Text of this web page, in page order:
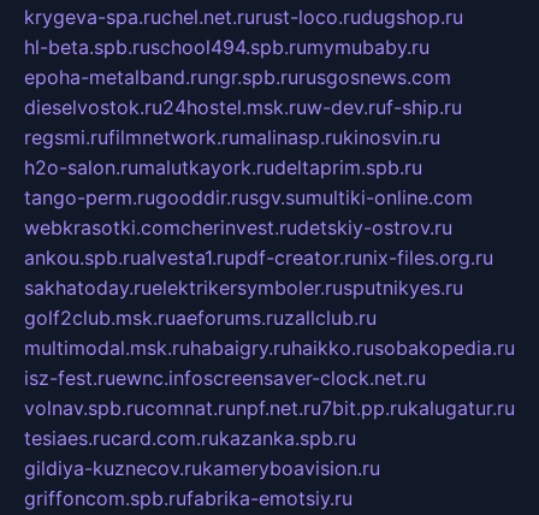
krygeva-spa.ruchel.net.rurust-loco.rudugshop.ru
hl-beta.spb.ruschool494.spb.rumymubaby.ru
epoha-metalband.rungr.spb.rurusgosnews.com
dieselvostok.ru24hostel.msk.ruw-dev.ruf-ship.ru
regsmi.rufilmnetwork.rumalinasp.rukinosvin.ru
h2o-salon.rumalutkayork.rudeltaprim.spb.ru
tango-perm.rugooddir.rusgv.sumultiki-online.com
webkrasotki.comcherinvest.rudetskiy-ostrov.ru
ankou.spb.rualvesta1.rupdf-creator.runix-files.org.ru
sakhatoday.ruelektrikersymboler.rusputnikyes.ru
golf2club.msk.ruaeforums.ruzallclub.ru
multimodal.msk.ruhabaigry.ruhaikko.rusobakopedia.ru
isz-fest.ruewnc.infoscreensaver-clock.net.ru
volnav.spb.rucomnat.runpf.net.ru7bit.pp.rukalugatur.ru
tesiaes.rucard.com.rukazanka.spb.ru
gildiya-kuznecov.rukameryboavision.ru
griffoncom.spb.rufabrika-emotsiy.ru